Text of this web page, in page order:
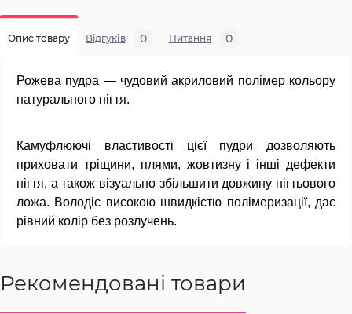
Опис товару Відгуків 0 Питання 0
Рожева пудра — чудовий акриловий полімер кольору
натурального нігтя.
Камуфлюючі властивості цієї пудри дозволяють
приховати тріщини, плями, жовтизну і інші дефекти
нігтя, а також візуально збільшити довжину нігтьового
ложа. Володіє високою швидкістю полімеризації, дає
рівний колір без розлучень.
Рекомендовані товари